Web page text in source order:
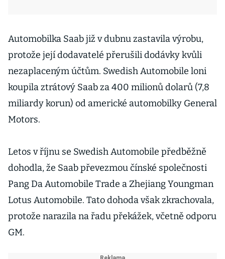
Automobilka Saab již v dubnu zastavila výrobu,
protože její dodavatelé přerušili dodávky kvůli
nezaplaceným účtům. Swedish Automobile loni
koupila ztrátový Saab za 400 milionů dolarů (7,8
miliardy korun) od americké automobilky General
Motors.
Letos v říjnu se Swedish Automobile předběžně
dohodla, že Saab převezmou čínské společnosti
Pang Da Automobile Trade a Zhejiang Youngman
Lotus Automobile. Tato dohoda však zkrachovala,
protože narazila na řadu překážek, včetně odporu
GM.